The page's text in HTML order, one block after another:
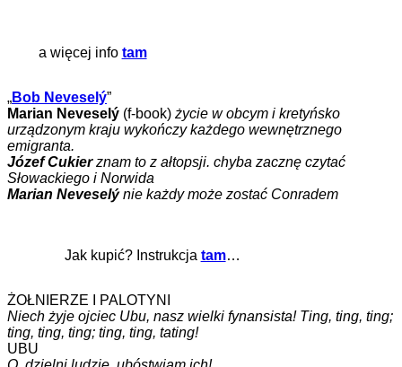
a więcej info tam
„Bob Neveselý”
Marian Neveselý (f-book) życie w obcym i kretyńsko
urządzonym kraju wykończy każdego wewnętrznego
emigranta.
Józef Cukierznam to z ałtopsji. chyba zacznę czytać
Słowackiego i Norwida
Marian Neveselýnie każdy może zostać Conradem
Jak kupić? Instrukcja tam…
ŻOŁNIERZE I PALOTYNI
Niech żyje ojciec Ubu, nasz wielki fynansista! Ting, ting, ting;
ting, ting, ting; ting, ting, tating!
UBU